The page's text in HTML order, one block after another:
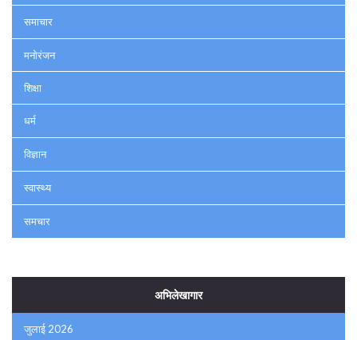
समाचार
मनोरंजन
शिक्षा
धर्म
विज्ञान
स्वास्थ्य
समचार
अभिलेखागार
जुलाई 2026